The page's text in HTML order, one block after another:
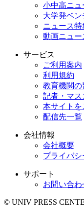
小中高ニュ
大学発ベン
ニュース特
動画ニュー
サービス
ご利用案内
利用規約
教育機関の
記者・マ
本サイト
配信先一覧
会社情報
会社概要
プライバ
サポート
お問い合わ
© UNIV PRESS